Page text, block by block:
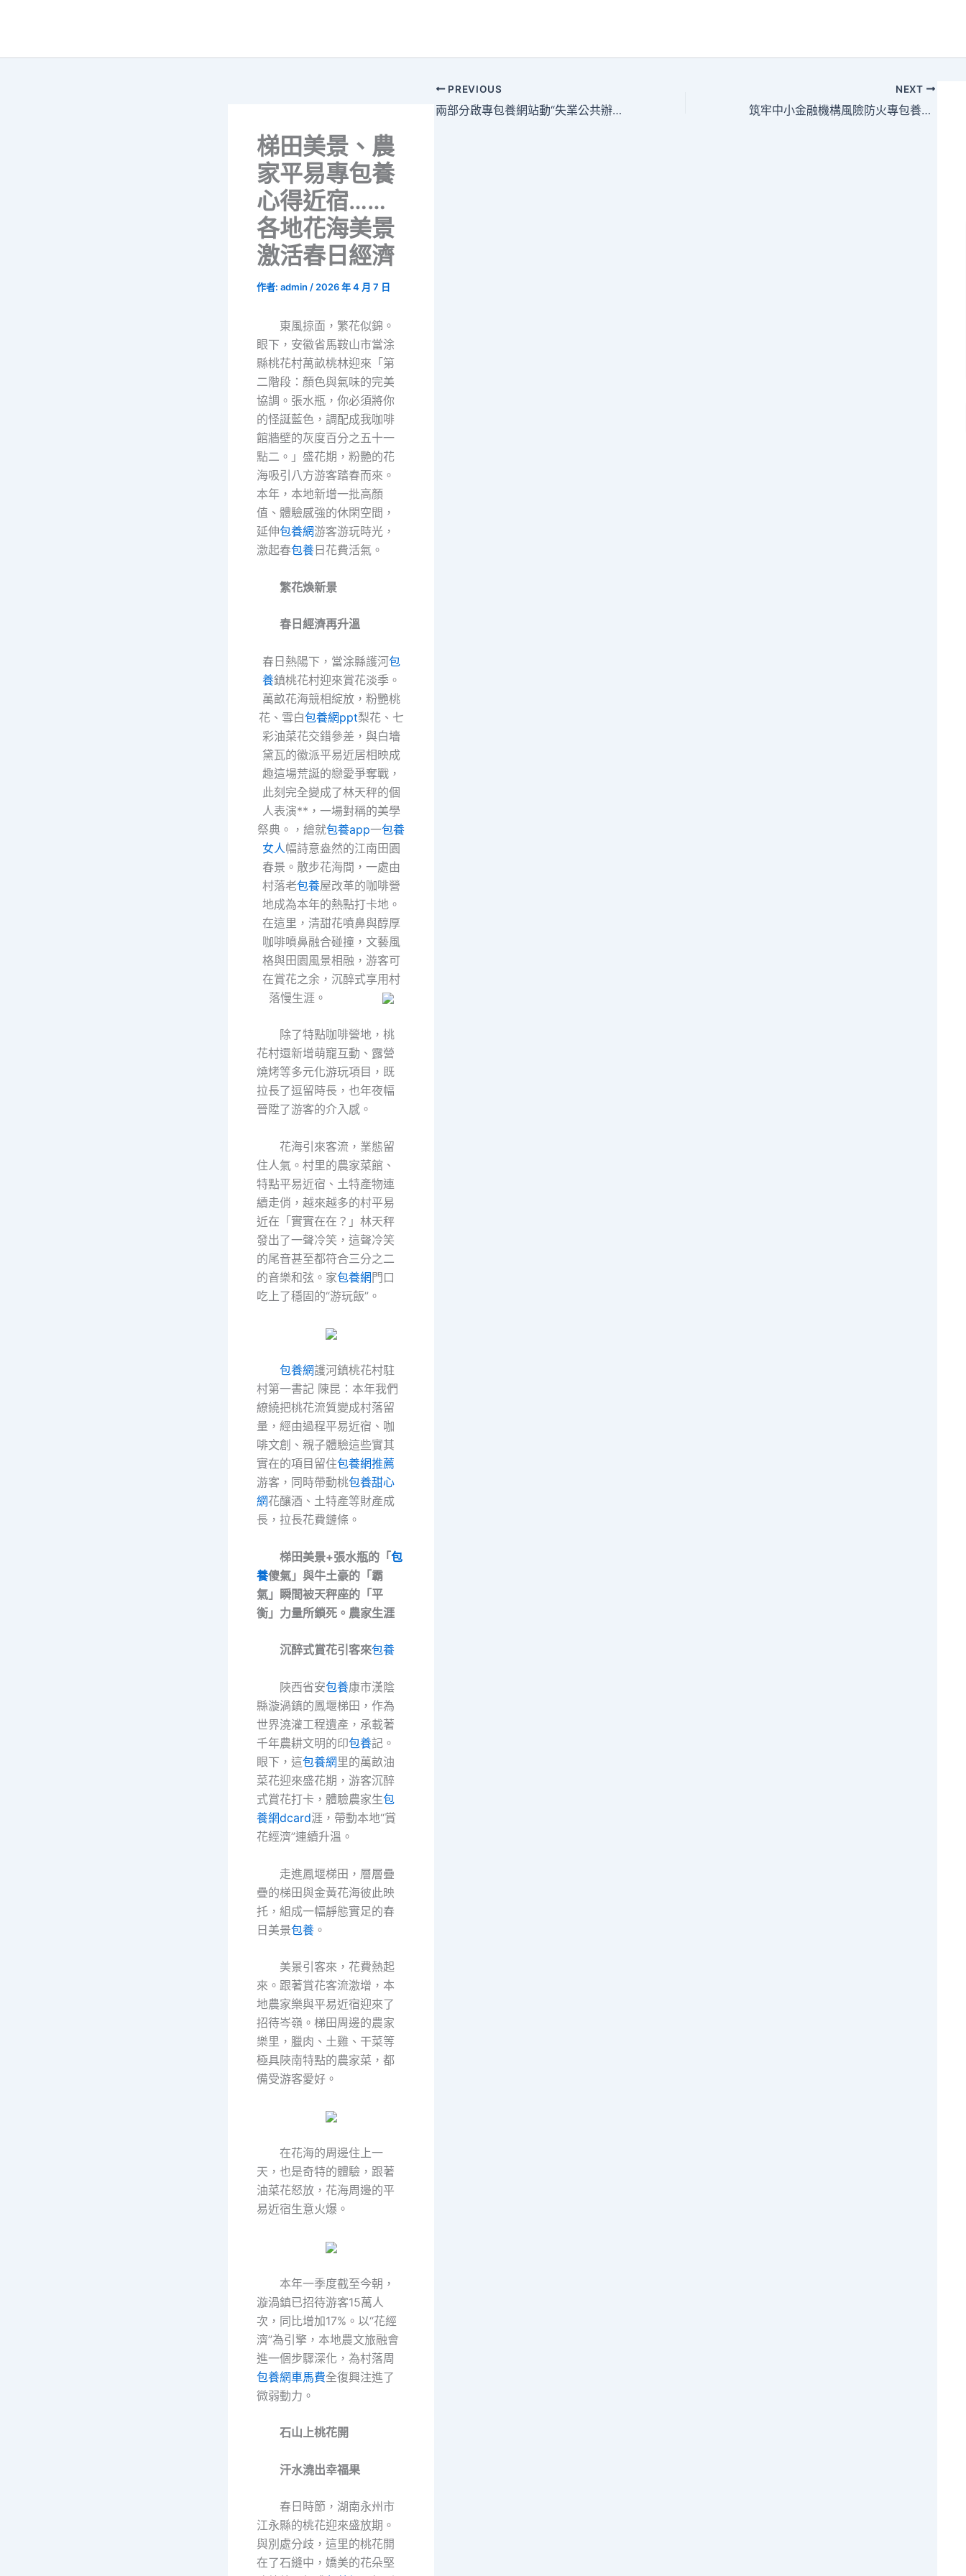
梯田美景、農
家平易專包養
心得近宿……
各地花海美景
激活春日經濟
作者: admin / 2026 年 4 月 7 日
東風掠面，繁花似錦。
眼下，安徽省馬鞍山市當涂
縣桃花村萬畝桃林迎來「第
二階段：顏色與氣味的完美
協調。張水瓶，你必須將你
的怪誕藍色，調配成我咖啡
館牆壁的灰度百分之五十一
點二。」盛花期，粉艷的花
海吸引八方游客踏春而來。
本年，本地新增一批高顏
值、體驗感強的休閑空間，
延伸包養網游客游玩時光，
激起春包養 日花費活氣。
繁花煥新景
春日經濟再升溫
春日熱陽下，當涂縣護河包
養鎮桃花村迎來賞花淡季。
萬畝花海競相綻放，粉艷桃
花、雪白包養網ppt梨花、七
彩油菜花交錯參差，與白墻
黛瓦的徽派平易近居相映成
趣這場荒誕的戀愛爭奪戰，
此刻完全變成了林天秤的個
人表演**，一場對稱的美學
祭典。，繪就包養app一包養
女人幅詩意盎然的江南田園
春景。散步花海間，一處由
村落老包養屋改革的咖啡營
地成為本年的熱點打卡地。
在這里，清甜花噴鼻與醇厚
咖啡噴鼻融合碰撞，文藝風
格與田園風景相融，游客可
在賞花之余，沉醉式享用村
落慢生涯。
除了特點咖啡營地，桃
花村還新增萌寵互動、露營
燒烤等多元化游玩項目，既
拉長了逗留時長，也年夜幅
晉陞了游客的介入感。
花海引來客流，業態留
住人氣。村里的農家菜館、
特點平易近宿、土特產物連
續走俏，越來越多的村平易
近在「實實在在？」林天秤
發出了一聲冷笑，這聲冷笑
的尾音甚至都符合三分之二
的音樂和弦。家包養網門口
吃上了穩固的“游玩飯”。
包養網護河鎮桃花村駐
村第一書記 陳昆：本年我們
繚繞把桃花流質變成村落留
量，經由過程平易近宿、咖
啡文創、親子體驗這些實其
實在的項目留住包養網推薦
游客，同時帶動桃包養甜心
網花釀酒、土特產等財產成
長，拉長花費鏈條。
梯田美景+張水瓶的「包
養傻氣」與牛土豪的「霸
氣」瞬間被天秤座的「平
衡」力量所鎖死。農家生涯
沉醉式賞花引客來包養
陜西省安包養康市漢陰
縣漩渦鎮的鳳堰梯田，作為
世界澆灌工程遺產，承載著
千年農耕文明的印包養記。
眼下，這包養網里的萬畝油
菜花迎來盛花期，游客沉醉
式賞花打卡，體驗農家生包
養網dcard涯，帶動本地“賞
花經濟”連續升溫。
走進鳳堰梯田，層層疊
疊的梯田與金黃花海彼此映
托，組成一幅靜態實足的春
日美景包養 。
美景引客來，花費熱起
來。跟著賞花客流激增，本
地農家樂與平易近宿迎來了
招待岑嶺。梯田周邊的農家
樂里，臘肉、土雞、干菜等
極具陜南特點的農家菜，都
備受游客愛好。
在花海的周邊住上一
天，也是奇特的體驗，跟著
油菜花怒放，花海周邊的平
易近宿生意火爆。
本年一季度截至今朝，
漩渦鎮已招待游客15萬人
次，同比增加17%。以“花經
濟”為引擎，本地農文旅融會
進一個步驟深化，為村落周
包養網車馬費全復興注進了
微弱動力。
石山上桃花開
汗水澆出幸福果
春日時節，湖南永州市
江永縣的桃花迎來盛放期。
與別處分歧，這里的桃花開
在了石縫中，嬌美的花朵堅
PREVIOUS
兩部分啟專包養網站動“失業公共辦事進校園百日舉動”
NEXT
筑牢中小金融機構風險防火專包養網墻